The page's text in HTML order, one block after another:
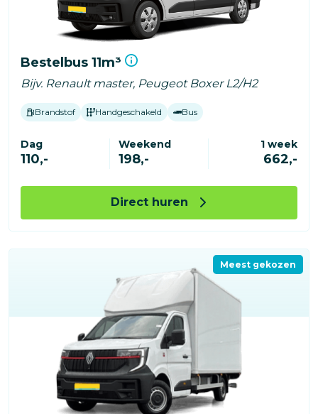
Bestelbus 11m³
Bijv. Renault master, Peugeot Boxer L2/H2
Brandstof Handgeschakeld Bus
Dag
110,-
Weekend
198,-
1 week
662,-
Direct huren
Meest gekozen